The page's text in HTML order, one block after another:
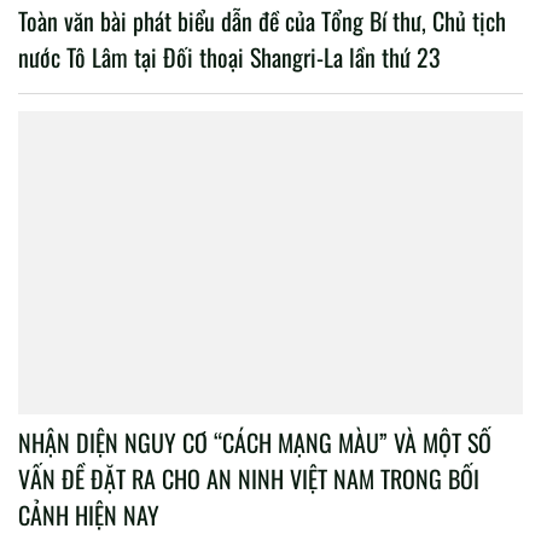
Toàn văn bài phát biểu dẫn đề của Tổng Bí thư, Chủ tịch
nước Tô Lâm tại Đối thoại Shangri-La lần thứ 23
NHẬN DIỆN NGUY CƠ “CÁCH MẠNG MÀU” VÀ MỘT SỐ
VẤN ĐỀ ĐẶT RA CHO AN NINH VIỆT NAM TRONG BỐI
CẢNH HIỆN NAY